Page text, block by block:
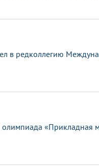
в редколлегию
«Прикладная